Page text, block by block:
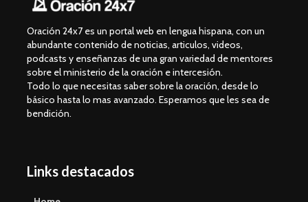
Oración 24x7 es un portal web en lengua hispana, con un
abundante contenido de noticias, articulos, videos,
podcasts y enseñanzas de una gran variedad de mentores
sobre el ministerio de la oración e intercesión.
Todo lo que necesitas saber sobre la oración, desde lo
básico hasta lo mas avanzado. Esperamos que les sea de
bendición.
Links destacados